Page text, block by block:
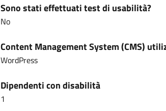
Sono stati effettuati test di usabilità?
No
Content Management System (CMS)
WordPress
Dipendenti con disabilità
1